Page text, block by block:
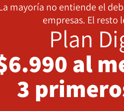
mayoría no entiende el
empresas. El resto
Plan
al
3